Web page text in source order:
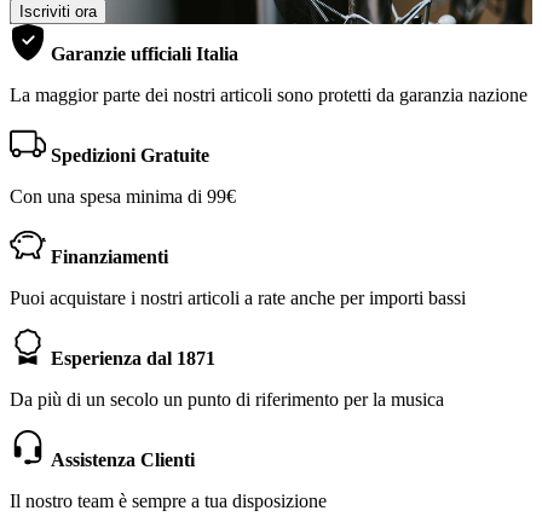
Iscriviti ora
Garanzie ufficiali Italia
La maggior parte dei nostri articoli sono protetti da garanzia nazione
Spedizioni Gratuite
Con una spesa minima di 99€
Finanziamenti
Puoi acquistare i nostri articoli a rate anche per importi bassi
Esperienza dal 1871
Da più di un secolo un punto di riferimento per la musica
Assistenza Clienti
Il nostro team è sempre a tua disposizione